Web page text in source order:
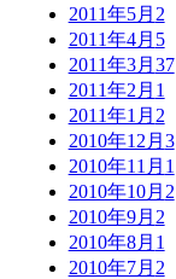
2011年5月 2
2011年4月 5
2011年3月 37
2011年2月 1
2011年1月 2
2010年12月 3
2010年11月 1
2010年10月 2
2010年9月 2
2010年8月 1
2010年7月 2